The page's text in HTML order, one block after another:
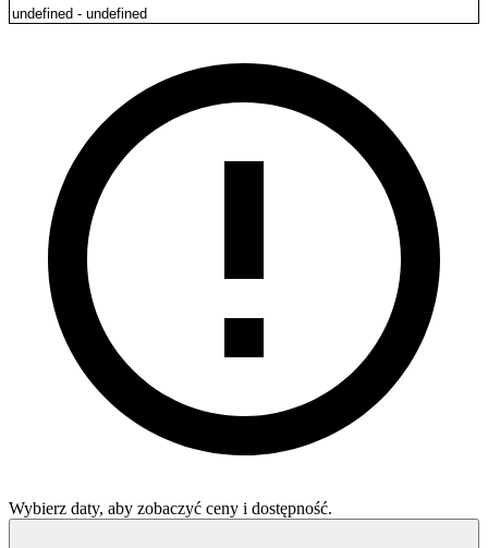
Wybierz daty, aby zobaczyć ceny i dostępność.